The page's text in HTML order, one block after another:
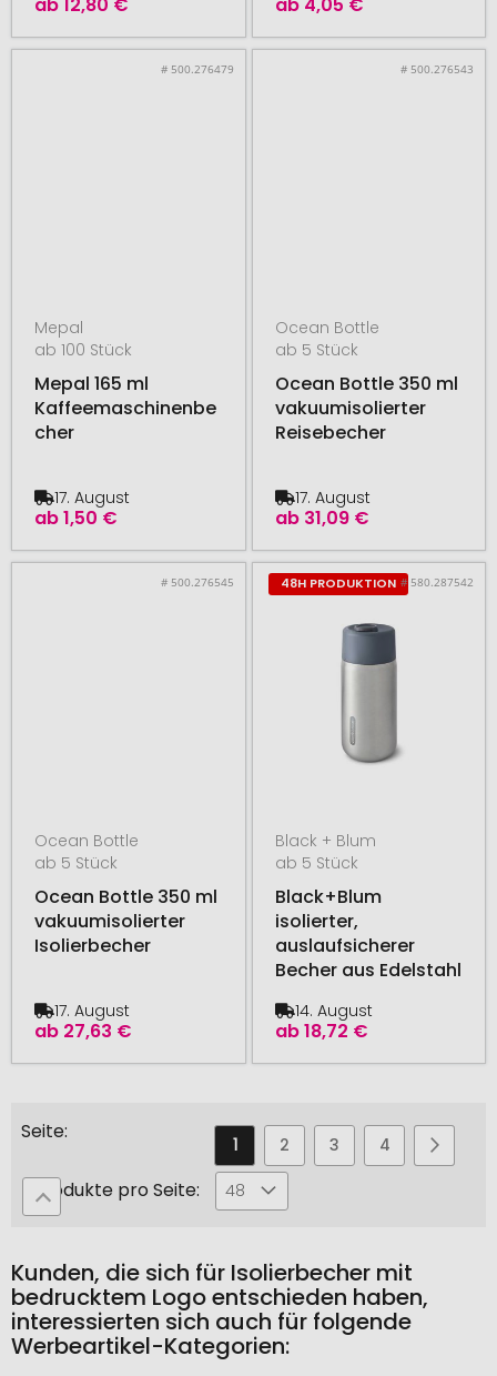
# 500.276479
Mepal
ab 100 Stück
Mepal 165 ml
Kaffeemaschinenbe
cher
ab1,50 €
17. August
# 500.276543
Ocean Bottle
ab 5 Stück
Ocean Bottle 350 ml
vakuumisolierter
Reisebecher
ab 31,09 €
17. August
# 500.276545
Ocean Bottle
ab 5 Stück
Ocean Bottle 350 ml
vakuumisolierter
Isolierbecher
ab 27,63 €
17. August
48H PRODUKTION # 580.287542
Black + Blum
ab 5 Stück
Black+Blum
isolierter,
auslaufsicherer
Becher aus Edelstahl
ab18,72 €
14. August
Seite
Sie
lesen
gerade
Seite
1 Seite
2 Seite
3 Seite
4 Seite
5
Produkte pro Seite: 48
Kunden, die sich für Isolierbecher mit
bedrucktem Logo entschieden haben,
interessierten sich auch für folgende
Werbeartikel-Kategorien: